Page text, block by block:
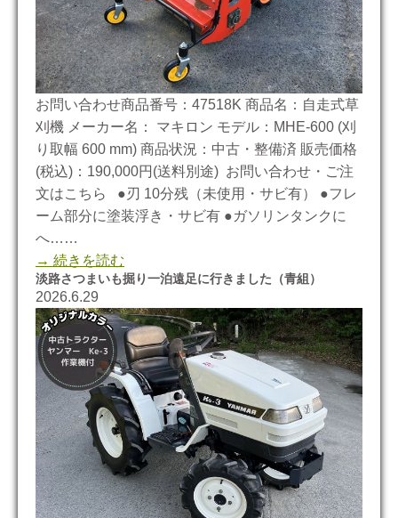
お問い合わせ商品番号：47518K 商品名：自走式草
刈機 メーカー名： マキロン モデル：MHE-600 (刈
り取幅 600 mm) 商品状況：中古・整備済 販売価格
(税込)：190,000円(送料別途) お問い合わせ・ご注
文はこちら ●刃 10分残（未使用・サビ有） ●フレ
ーム部分に塗装浮き・サビ有 ●ガソリンタンクに
へ……
→ 続きを読む
淡路さつまいも掘り一泊遠足に行きました（青組）
2026.6.29